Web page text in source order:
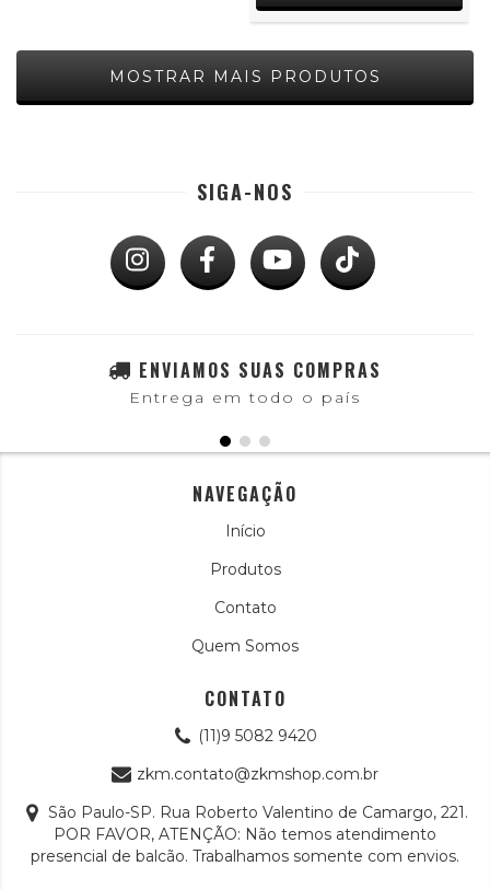
MOSTRAR MAIS PRODUTOS
SIGA-NOS
ENVIAMOS SUAS COMPRAS
Entrega em todo o país
NAVEGAÇÃO
Início
Produtos
Contato
Quem Somos
CONTATO
(11)9 5082 9420
zkm.contato@zkmshop.com.br
São Paulo-SP. Rua Roberto Valentino de Camargo, 221.
POR FAVOR, ATENÇÃO: Não temos atendimento
presencial de balcão. Trabalhamos somente com envios.